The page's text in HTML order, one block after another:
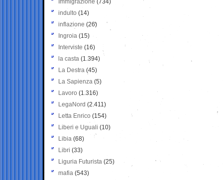
Immigrazione (734)
indulto (14)
inflazione (26)
Ingroia (15)
Interviste (16)
la casta (1.394)
La Destra (45)
La Sapienza (5)
Lavoro (1.316)
LegaNord (2.411)
Letta Enrico (154)
Liberi e Uguali (10)
Libia (68)
Libri (33)
Liguria Futurista (25)
mafia (543)